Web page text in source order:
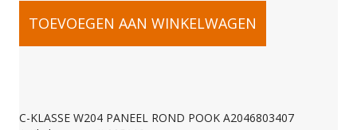
C-
W204
TOEVOEGEN AAN WINKELWAGEN
C-KLASSE W204 PANEEL ROND POOK A2046803407